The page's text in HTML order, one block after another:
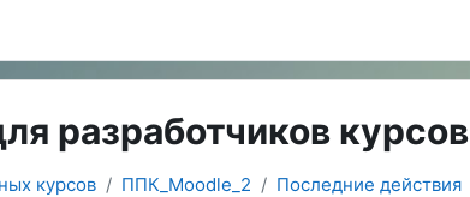
разработчиков курсов
курсов ППК_Moodle_2 Последние действия